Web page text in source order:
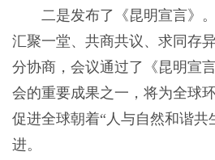
二是发布了《昆明宣言》。
汇聚一堂、共商共议、求同存
分协商，会议通过了《昆明宣
会的重要成果之一，将为全球
促进全球朝着“人与自然和谐共
进。